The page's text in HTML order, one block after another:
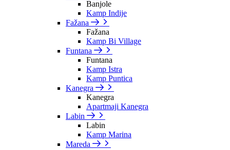
Banjole
Kamp Indije
Fažana
Fažana
Kamp Bi Village
Funtana
Funtana
Kamp Istra
Kamp Puntica
Kanegra
Kanegra
Apartmaji Kanegra
Labin
Labin
Kamp Marina
Mareda